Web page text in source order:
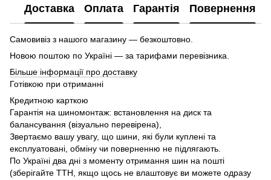
Доставка Оплата Гарантія Повернення
Самовивіз з нашого магазину — безкоштовно.
Новою поштою по Україні — за тарифами перевізника.
Більше інформації про доставку
Готівкою при отриманні
Кредитною карткою
Гарантія на шиномонтаж: встановлення на диск та
балансування (візуально перевірена),
Звертаємо вашу увагу, що шини, які були куплені та
експлуатовані, обміну чи поверненню не підлягають.
По Україні два дні з моменту отримання шин на пошті
(зберігайте ТТН, якщо щось не влаштовує ви можете одразу